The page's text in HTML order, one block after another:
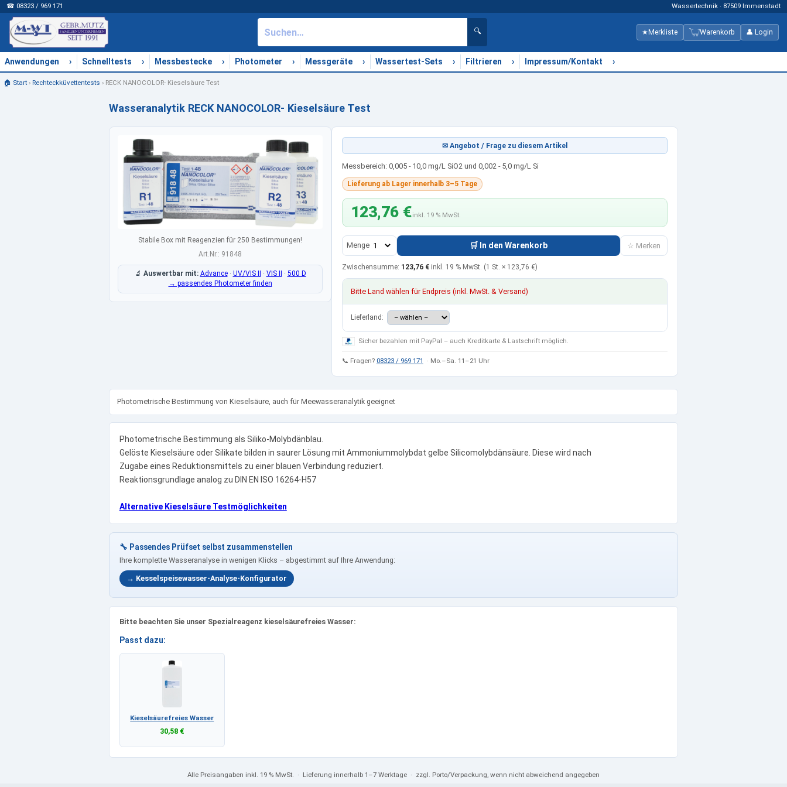
☎ 08323 / 969 171 Wassertechnik · 87509 Immenstadt
🔍 ★ Merkliste Warenkorb 👤 Login
Anwendungen › Schnelltests › Messbestecke › Photometer › Messgeräte › Wassertest-Sets › Filtrieren › Impressum/Kontakt ›
🏠 Start› Rechteckküvettentests › RECK NANOCOLOR- Kieselsäure Test
Wasseranalytik RECK NANOCOLOR- Kieselsäure Test
Stabile Box mit Reagenzien für 250 Bestimmungen!
Art.Nr.: 91848
🔬 Auswertbar mit: Advance· UV/VIS II · VIS II · 500 D
→ passendes Photometer finden
✉ Angebot / Frage zu diesem Artikel
Messbereich: 0,005 - 10,0 mg/L SiO2 und 0,002 - 5,0 mg/L Si
Lieferung ab Lager innerhalb 3–5 Tage
123,76 €inkl. 19 % MwSt.
Menge 🛒 In den Warenkorb ☆ Merken
Zwischensumme: 123,76 € inkl. 19 % MwSt. (1 St. × 123,76 €)
Bitte Land wählen für Endpreis (inkl. MwSt. & Versand)
Lieferland:
Sicher bezahlen mit PayPal – auch Kreditkarte & Lastschrift möglich.
📞 Fragen? 08323 / 969 171 · Mo.–Sa. 11–21 Uhr
Photometrische Bestimmung von Kieselsäure, auch für Meewasseranalytik geeignet
Photometrische Bestimmung als Siliko-Molybdänblau.
Gelöste Kieselsäure oder Silikate bilden in saurer Lösung mit Ammoniummolybdat gelbe Silicomolybdänsäure. Diese wird nach
Zugabe eines Reduktionsmittels zu einer blauen Verbindung reduziert.
Reaktionsgrundlage analog zu DIN EN ISO 16264-H57
Alternative Kieselsäure Testmöglichkeiten
🔧 Passendes Prüfset selbst zusammenstellen
Ihre komplette Wasseranalyse in wenigen Klicks – abgestimmt auf Ihre Anwendung:
→ Kesselspeisewasser-Analyse-Konfigurator
Bitte beachten Sie unser Spezialreagenz kieselsäurefreies Wasser:
Passt dazu:
Kieselsäurefreies Wasser
30,58 €
Alle Preisangaben inkl. 19 % MwSt. · Lieferung innerhalb 1–7 Werktage · zzgl. Porto/Verpackung, wenn nicht abweichend angegeben